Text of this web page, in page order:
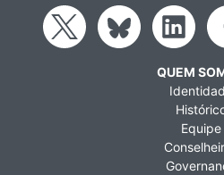
QUEM
Equipe